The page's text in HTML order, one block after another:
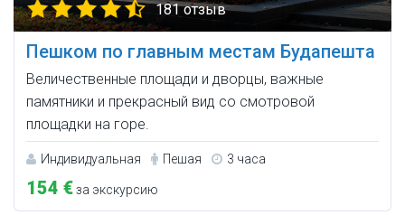
181 отзыв
Пешком по главным местам Будапешта
Величественные площади и дворцы, важные
памятники и прекрасный вид со смотровой
площадки на горе.
Индивидуальная Пешая 3 часа
154 €за экскурсию